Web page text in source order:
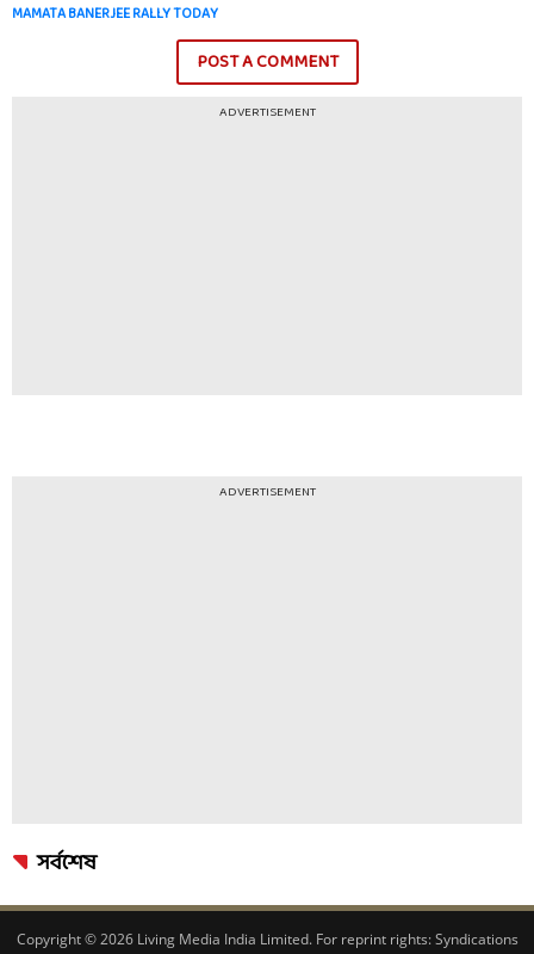
MAMATA BANERJEE RALLY TODAY
POST A COMMENT
ADVERTISEMENT
ADVERTISEMENT
সর্বশেষ
Copyright © 2026 Living Media India Limited. For reprint rights:Syndications